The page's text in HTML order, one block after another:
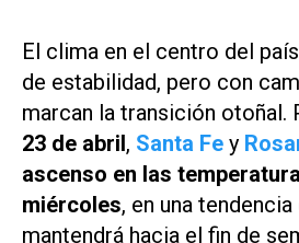
El clima en el centro del
de estabilidad, pero con
marcan la transición otoñal.
23 de abril, Santa Fe y
ascenso en las
miércoles, en una
mantendrá hacia el fin de